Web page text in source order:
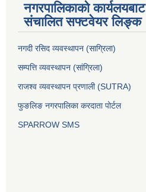
नगरपालिकाको कार्यलयबाट
संचालित सफ्टवेयर लिङ्क
नगदी रसिद व्यवस्थापन (साग्रिला)
सम्पत्ति व्यवस्थापन (सांग्रिला)
राजश्व व्यवस्थापन प्रणाली (SUTRA)
फुङलिङ नगरपालिका करदाता पोर्टल
SPARROW SMS